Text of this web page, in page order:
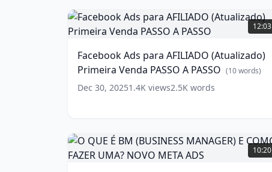
E-
BOOK
Na
words)
Facebook
Ads
para
(Atualizado)
Primeira
Venda
PASSO
12:03
Facebook Ads para AFILIADO (Atualizado)
Primeira Venda PASSO A PASSO (10words)
Dec 30, 20251.4K views2.5K words
O
QUE
É
10:20